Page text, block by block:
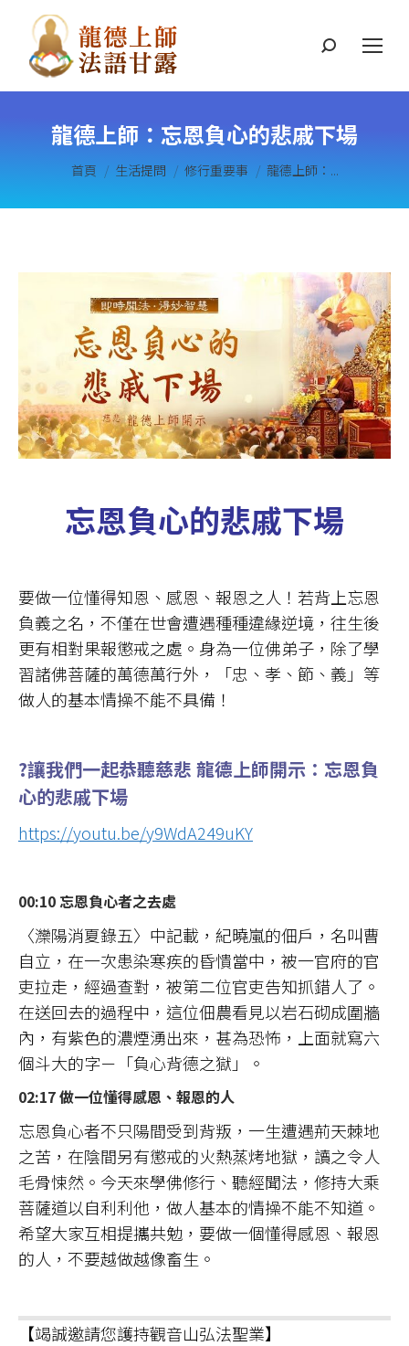
搜
龍德上師：忘恩負心的悲戚下場
您在這裡：
首頁 生活提問 修行重要事 龍德上師：...
忘恩負心的悲戚下場
要做一位懂得知恩、感恩、報恩之人！若背上忘恩
負義之名，不僅在世會遭遇種種違緣逆境，往生後
更有相對果報懲戒之處。身為一位佛弟子，除了學
習諸佛菩薩的萬德萬行外，「忠、孝、節、義」等
做人的基本情操不能不具備！
?讓我們一起恭聽慈悲 龍德上師開示：忘恩負
心的悲戚下場
https://youtu.be/y9WdA249uKY
00:10 忘恩負心者之去處
〈灤陽消夏錄五〉中記載，紀曉嵐的佃戶，名叫曹
自立，在一次患染寒疾的昏憒當中，被一官府的官
吏拉走，經過查對，被第二位官吏告知抓錯人了。
在送回去的過程中，這位佃農看見以岩石砌成圍牆
內，有紫色的濃煙湧出來，甚為恐怖，上面就寫六
個斗大的字－「負心背德之獄」。
02:17 做一位懂得感恩、報恩的人
忘恩負心者不只陽間受到背叛，一生遭遇荊天棘地
之苦，在陰間另有懲戒的火熱蒸烤地獄，讀之令人
毛骨悚然。今天來學佛修行、聽經聞法，修持大乘
菩薩道以自利利他，做人基本的情操不能不知道。
希望大家互相提攜共勉，要做一個懂得感恩、報恩
的人，不要越做越像畜生。
【竭誠邀請您護持觀音山弘法聖業】